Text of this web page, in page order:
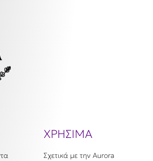
ΧΡΗΣΙΜΑ
Σχετικά με την Aurora